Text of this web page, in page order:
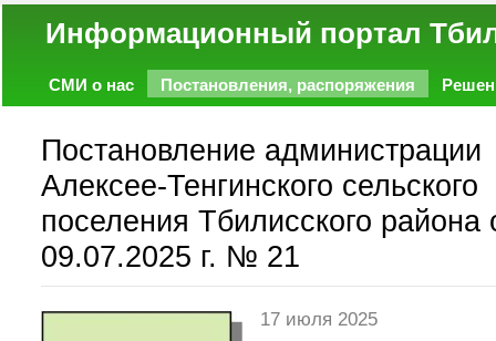
Информационный
СМИ о нас Постановления, распоряжения
Постановление администрации
Алексее-Тенгинского сельского
поселения Тбилисского района
09.07.2025 г. № 21
17 июля 2025